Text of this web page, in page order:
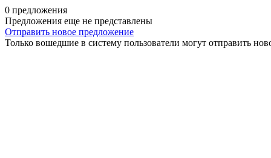
0 предложения
Предложения еще не представлены
Отправить новое предложение
Только вошедшие в систему пользователи могут отправить